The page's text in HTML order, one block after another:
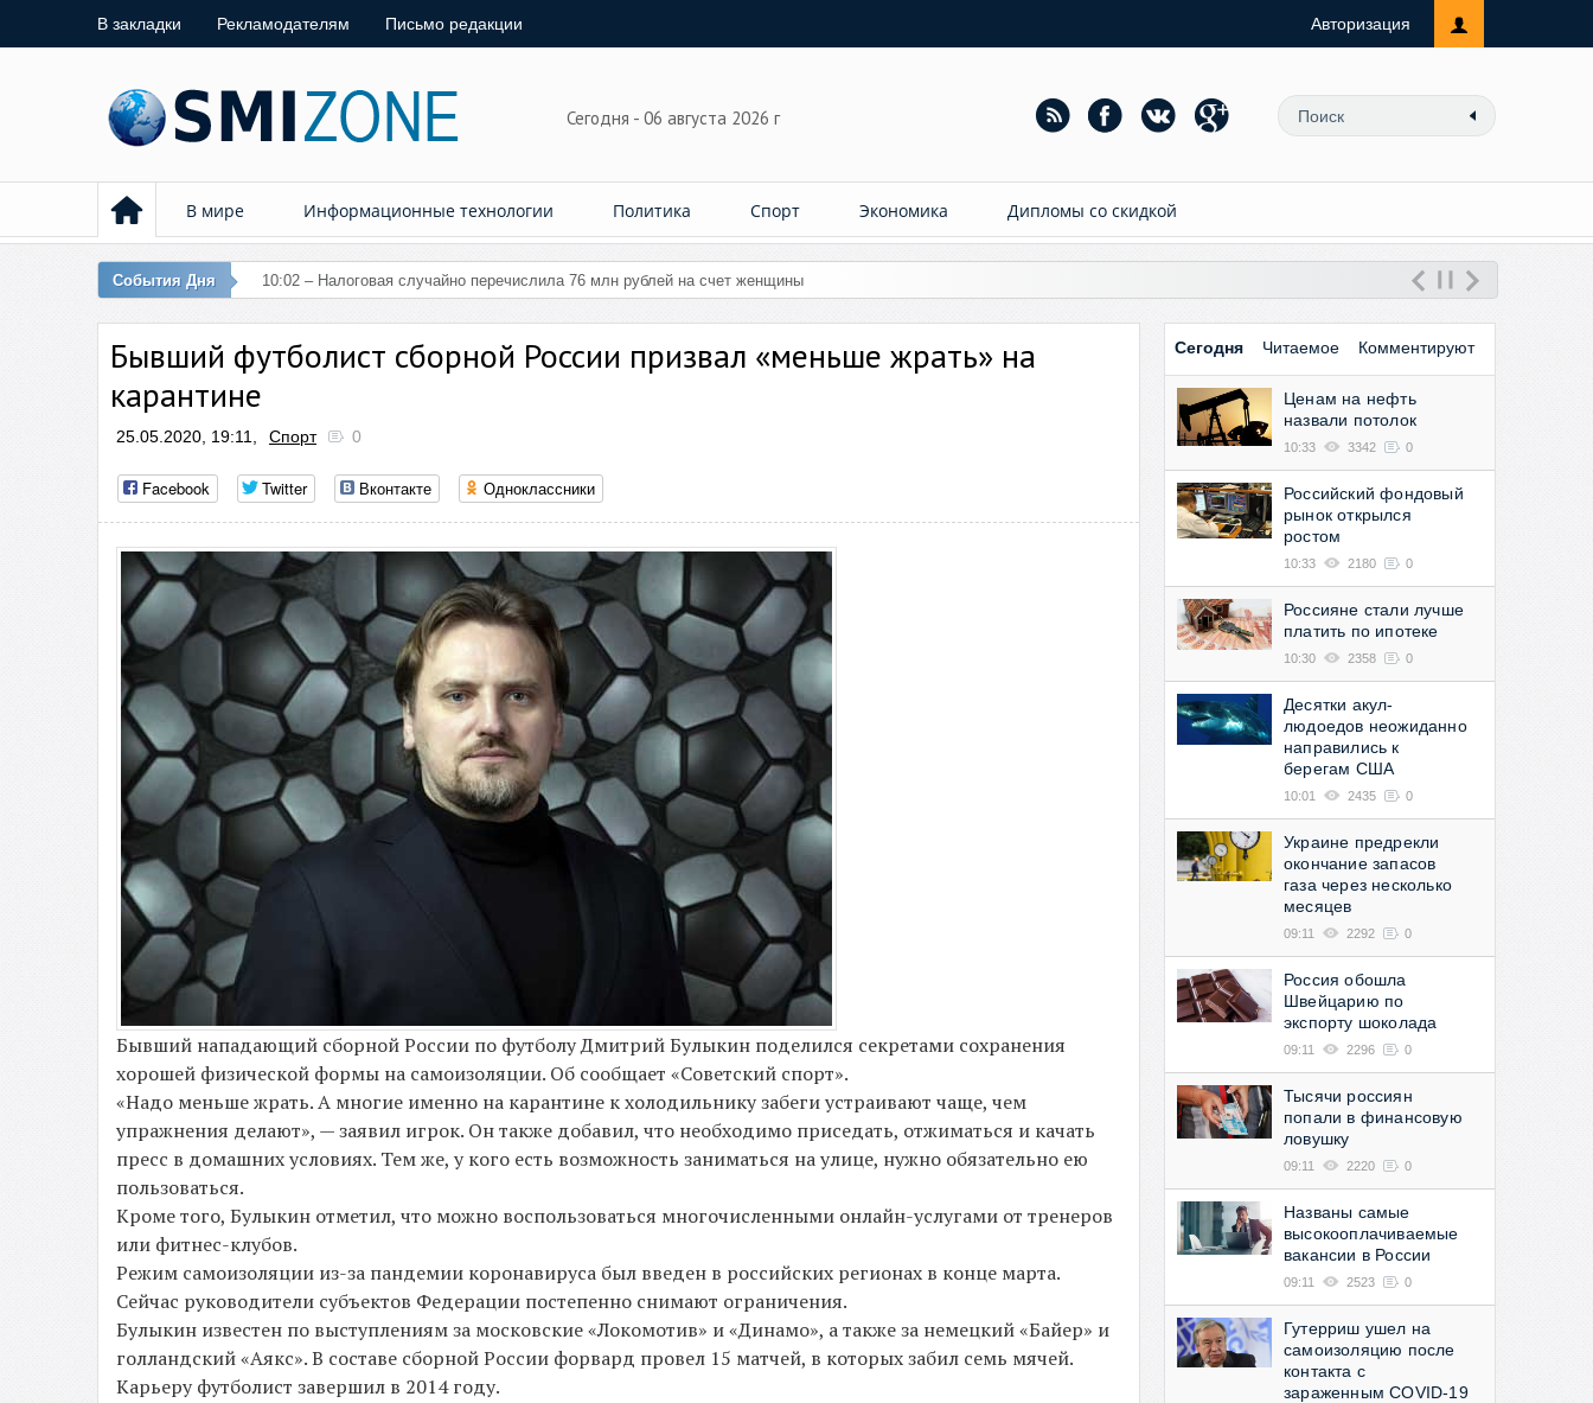
В закладки Рекламодателям Письмо редакции Авторизация
Сегодня - 06 августа 2026 г
В мире Информационные технологии Политика Спорт Экономика Дипломы со скидкой
События Дня 10:02 – Налоговая случайно перечислила 76 млн рублей на счет женщины
Бывший футболист сборной России призвал «меньше жрать» на
карантине
25.05.2020, 19:11, Спорт 0
Facebook Twitter Вконтакте Одноклассники
Бывший нападающий сборной России по футболу Дмитрий Булыкин поделился секретами сохранения
хорошей физической формы на самоизоляции. Об сообщает «Советский спорт».
«Надо меньше жрать. А многие именно на карантине к холодильнику забеги устраивают чаще, чем
упражнения делают», — заявил игрок. Он также добавил, что необходимо приседать, отжиматься и качать
пресс в домашних условиях. Тем же, у кого есть возможность заниматься на улице, нужно обязательно ею
пользоваться.
Кроме того, Булыкин отметил, что можно воспользоваться многочисленными онлайн-услугами от тренеров
или фитнес-клубов.
Режим самоизоляции из-за пандемии коронавируса был введен в российских регионах в конце марта.
Сейчас руководители субъектов Федерации постепенно снимают ограничения.
Булыкин известен по выступлениям за московские «Локомотив» и «Динамо», а также за немецкий «Байер» и
голландский «Аякс». В составе сборной России форвард провел 15 матчей, в которых забил семь мячей.
Карьеру футболист завершил в 2014 году.
Сегодня Читаемое Комментируют
Ценам на нефть
назвали потолок
10:33 3342 0
Российский фондовый
рынок открылся
ростом
10:33 2180 0
Россияне стали лучше
платить по ипотеке
10:30 2358 0
Десятки акул-
людоедов неожиданно
направились к
берегам США
10:01 2435 0
Украине предрекли
окончание запасов
газа через несколько
месяцев
09:11 2292 0
Россия обошла
Швейцарию по
экспорту шоколада
09:11 2296 0
Тысячи россиян
попали в финансовую
ловушку
09:11 2220 0
Названы самые
высокооплачиваемые
вакансии в России
09:11 2523 0
Гутерриш ушел на
самоизоляцию после
контакта с
зараженным COVID-19